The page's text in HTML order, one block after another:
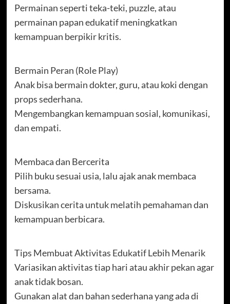
Permainan seperti teka-teki, puzzle, atau
permainan papan edukatif meningkatkan
kemampuan berpikir kritis.
Bermain Peran (Role Play)
Anak bisa bermain dokter, guru, atau koki dengan
props sederhana.
Mengembangkan kemampuan sosial, komunikasi,
dan empati.
Membaca dan Bercerita
Pilih buku sesuai usia, lalu ajak anak membaca
bersama.
Diskusikan cerita untuk melatih pemahaman dan
kemampuan berbicara.
Tips Membuat Aktivitas Edukatif Lebih Menarik
Variasikan aktivitas tiap hari atau akhir pekan agar
anak tidak bosan.
Gunakan alat dan bahan sederhana yang ada di